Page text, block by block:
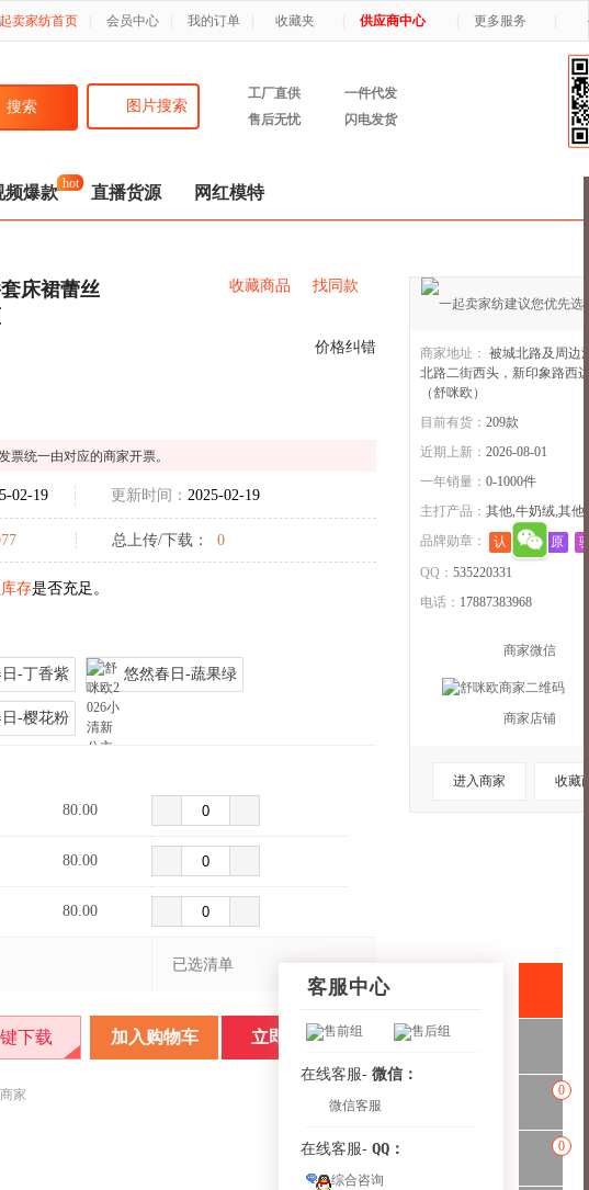
卖家纺首页 会员中心 我的订单 收藏夹 供应商中心 更多服务
图片搜索
工厂直供
一件代发
售后无忧
闪电发货
频爆款 hot 直播货源 网红模特
床裙蕾丝
收藏商品 找同款
价格纠错
统一由对应的商家开票。
02-19 更新时间： 2025-02-19
总上传/下载： 0
库存是否充足。
-丁香紫 悠然春日-蔬果绿
-樱花粉
80.00
80.00
80.00
已选清单
下载 加入购物车 立即购买
家
商家地址： 被城北路及周边
北路二街西头，新印象路西
（舒咪欧）
目前有货： 209款
近期上新： 2026-08-01
一年销量： 0-1000件
主打产品： 其他,牛奶绒,其他,
品牌勋章：
认 退 原
QQ： 535220331
电话： 17887383968
商家微信
商家店铺
进入商家 收藏
客服中心
售前组 售后组
在线客服- 微信：
微信客服
在线客服- QQ：
综合咨询
0
0